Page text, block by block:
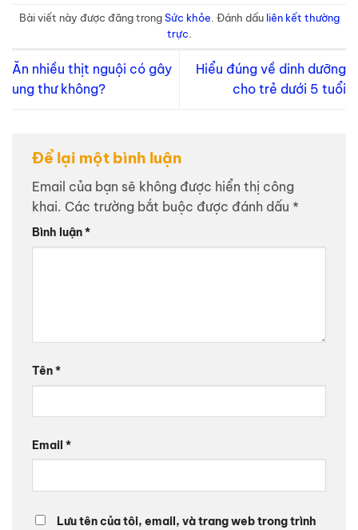
Bài viết này được đăng trongSức khỏe. Đánh dấu liên kết thường
trực.
Ăn nhiều thịt nguội có gây
ung thư không?
Hiểu đúng về dinh dưỡng
cho trẻ dưới 5 tuổi
Để lại một bình luận
Email của bạn sẽ không được hiển thị công
khai. Các trường bắt buộc được đánh dấu *
Bình luận*
Tên*
Email *
Lưu tên của tôi, email, và trang web trong trình